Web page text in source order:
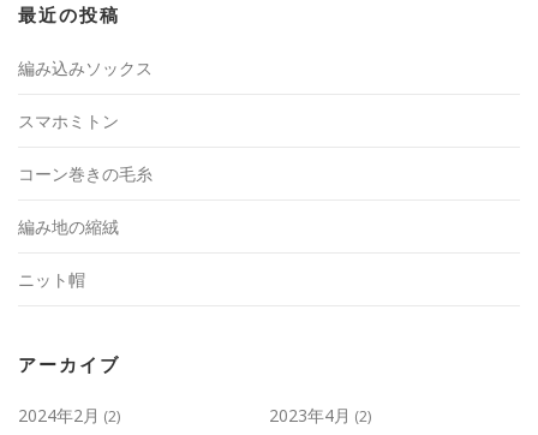
最近の投稿
編み込みソックス
スマホミトン
コーン巻きの毛糸
編み地の縮絨
ニット帽
アーカイブ
2024年2月 (2) 2023年4月 (2)